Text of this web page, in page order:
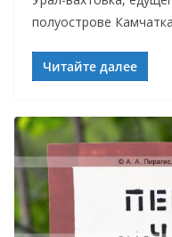
полуострове
Читайте далее